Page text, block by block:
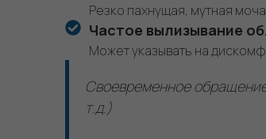
Резко пахнущая, мутная
Частое вылизывание
Может указывать на
Своевременное
т.д.)